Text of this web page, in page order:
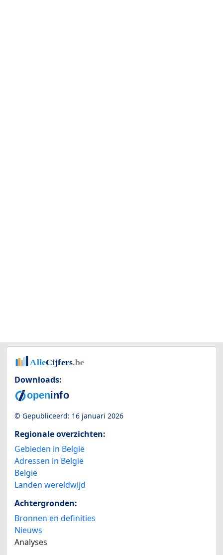
Downloads:
© Gepubliceerd: 16 januari 2026
Regionale overzichten:
Gebieden in België
Adressen in België
België
Landen wereldwijd
Achtergronden:
Bronnen en definities
Nieuws
Analyses